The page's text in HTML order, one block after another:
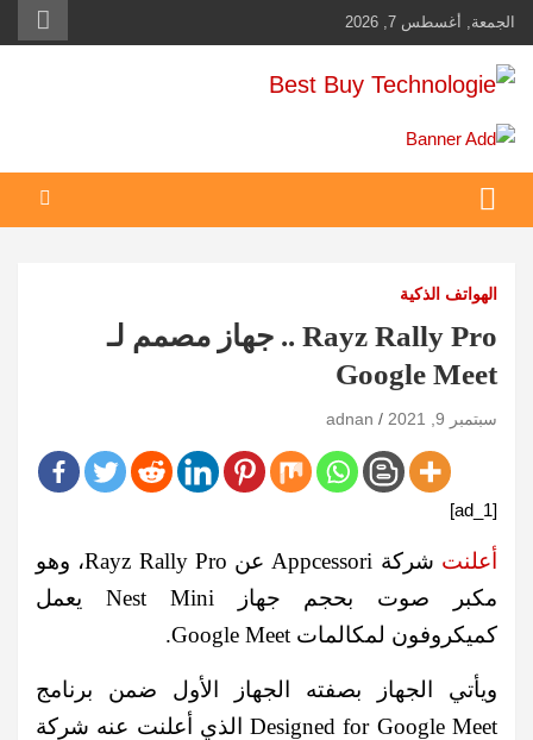
Skip
to
content
الجمعة, أغسطس 7, 2026
Best Buy Technologie
أهم مبيعات عالم التكنولوجيا
الهواتف الذكية
Rayz Rally Pro .. جهاز مصمم لـ
Google Meet
سبتمبر 9, 2021 adnan
[ad_1]
أعلنت
شركة Appcessori عن Rayz Rally Pro، وهو
مكبر صوت بحجم جهاز Nest Mini يعمل
كميكروفون لمكالمات Google Meet.
ويأتي الجهاز بصفته الجهاز الأول ضمن برنامج
Designed for Google Meet الذي أعلنت عنه شركة